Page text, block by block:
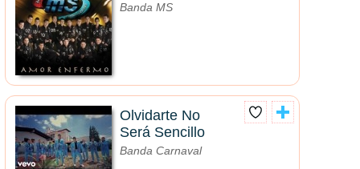
Banda MS
Olvidarte No
Será Sencillo
Banda Carnaval